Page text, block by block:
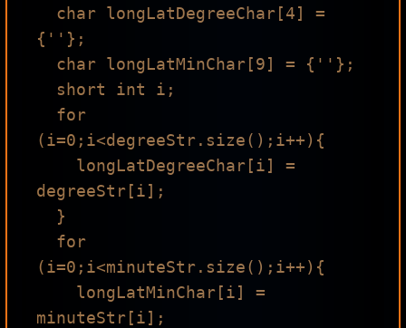
{''};
(i=0;i<degreeStr.size();i++){
degreeStr[i];
(i=0;i<minuteStr.size();i++){
minuteStr[i];